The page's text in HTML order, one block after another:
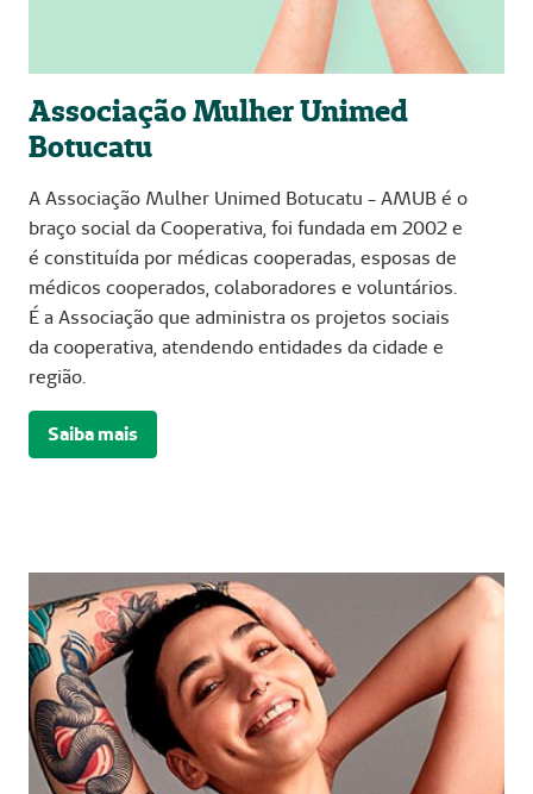
Associação Mulher Unimed
Botucatu
A Associação Mulher Unimed Botucatu - AMUB é o
braço social da Cooperativa, foi fundada em 2002 e
é constituída por médicas cooperadas, esposas de
médicos cooperados, colaboradores e voluntários.
É a Associação que administra os projetos sociais
da cooperativa, atendendo entidades da cidade e
região.
Saiba mais